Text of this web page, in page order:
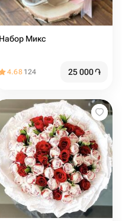
Набор Микс
4.68 124 25 000֏